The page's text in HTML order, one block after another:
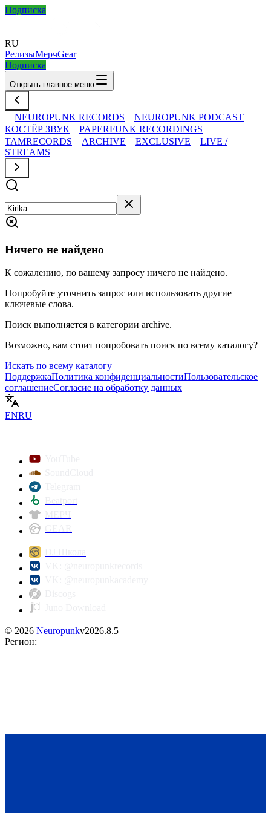
Подписка
RU
РелизыМерчGear
Подписка
Открыть главное меню
NEUROPUNK RECORDS
NEUROPUNK PODCAST
КОСТЁР ЗВУК
PAPERFUNK RECORDINGS
TAMRECORDS
ARCHIVE EXCLUSIVE
LIVE /
STREAMS
Ничего не найдено
К сожалению, по вашему запросу ничего не найдено.
Попробуйте уточнить запрос или использовать другие
ключевые слова.
Поиск выполняется в категории archive.
Возможно, вам стоит попробовать поиск по всему каталогу?
Искать по всему каталогу
ПоддержкаПолитика конфиденциальностиПользовательское
соглашениеСогласие на обработку данных
ENRU
© 2026 Neuropunkv2026.8.5
Регион: